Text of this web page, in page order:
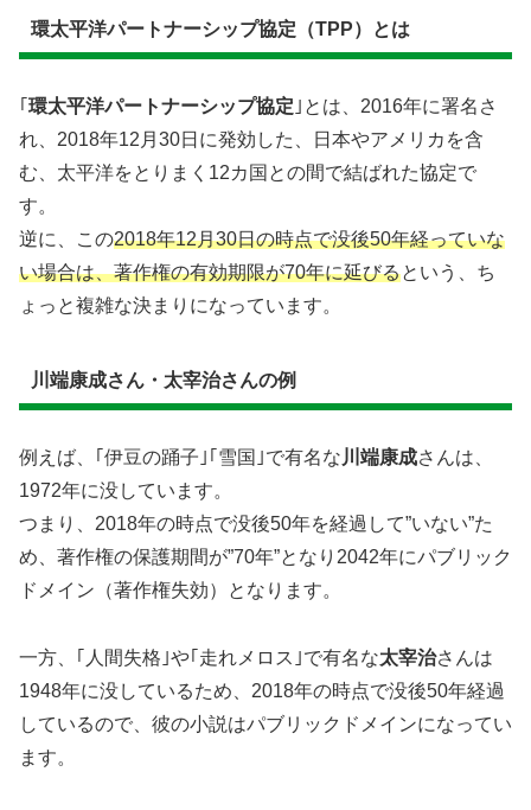
環太平洋パートナーシップ協定（TPP）とは
｢ 環太平洋パートナーシップ協定 ｣とは、2016年に署名さ
れ、2018年12月30日に発効した、日本やアメリカを含
む、太平洋をとりまく12カ国との間で結ばれた協定で
す。
逆に、この2018年12月30日の時点で没後50年経っていな
い場合は、著作権の有効期限が70年に延びるという、ち
ょっと複雑な決まりになっています。
川端康成さん・太宰治さんの例
例えば、｢伊豆の踊子｣｢雪国｣で有名な 川端康成さんは、
1972年に没しています。
つまり、2018年の時点で没後50年を経過して”いない”た
め、著作権の保護期間が”70年”となり2042年にパブリック
ドメイン（著作権失効）となります。
一方、｢人間失格｣や｢走れメロス｣で有名な太宰治さんは
1948年に没しているため、2018年の時点で没後50年経過
しているので、彼の小説はパブリックドメインになってい
ます。